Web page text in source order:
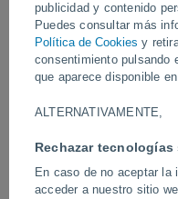
publicidad y contenido
Puedes consultar más
Política de Cookies y
consentimiento pulsando
que aparece disponible
ALTERNATIVAMENTE,
Rechazar
En caso de no aceptar la
acceder a nuestro sitio
La formación del tornado
incluyendo la caída de
de la ciudad.